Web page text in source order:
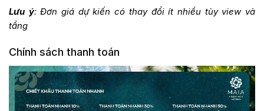
Lưu ý: Đơn giá dự kiến có thay đổi ít nhiều tùy view và
tầng
Chính sách thanh toán